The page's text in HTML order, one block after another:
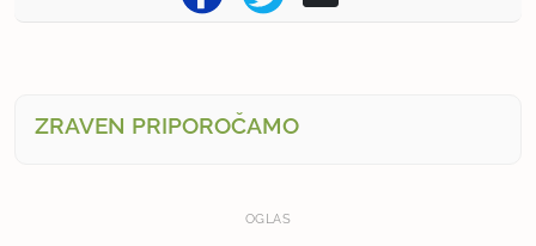
ZRAVEN PRIPOROČAMO
OGLAS